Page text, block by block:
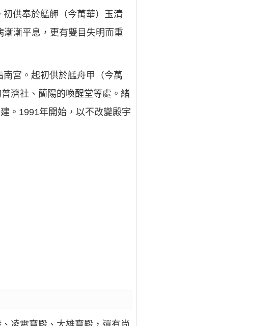
供奉於艋舺（今萬華）玉清
漸平息，更有雙目失明而重
宮。起初供於艋舟甲（今萬
濟社、蘭陽的喚醒堂等處。緒
。1991年開始，以不改變殿宇